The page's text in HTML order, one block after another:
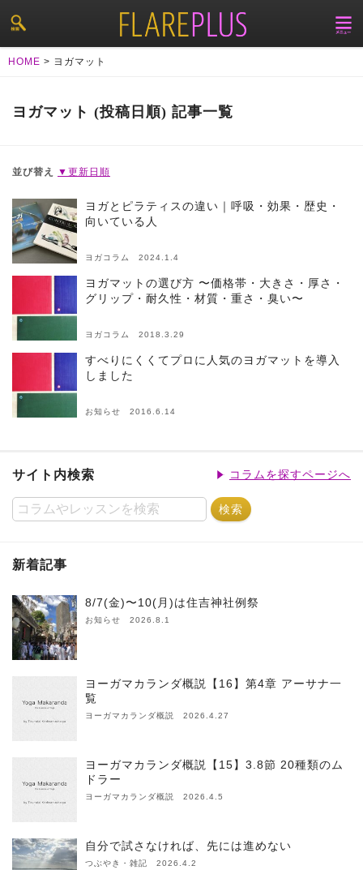
HOME > ヨガマット
ヨガマット (投稿日順) 記事一覧
並び替え ▼更新日順
ヨガとピラティスの違い｜呼吸・効果・歴史・
向いている人
ヨガコラム 2024.1.4
ヨガマットの選び方 〜価格帯・大きさ・厚さ・
グリップ・耐久性・材質・重さ・臭い〜
ヨガコラム 2018.3.29
すべりにくくてプロに人気のヨガマットを導入
しました
お知らせ 2016.6.14
サイト内検索 コラムを探すページへ
新着記事
8/7(金)〜10(月)は住吉神社例祭
お知らせ 2026.8.1
ヨーガマカランダ概説【16】第4章 アーサナ一
覧
ヨーガマカランダ概説 2026.4.27
ヨーガマカランダ概説【15】3.8節 20種類のム
ドラー
ヨーガマカランダ概説 2026.4.5
自分で試さなければ、先には進めない
つぶやき・雑記 2026.4.2